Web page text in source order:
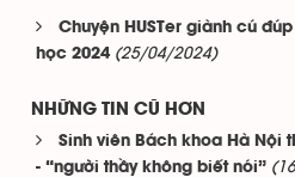
Chuyện HUSTer giành cú
học 2024 (25/04/2024)
NHỮNG TIN CŨ HƠN
Sinh viên Bách khoa Hà Nội
- “người thầy không biết nói”